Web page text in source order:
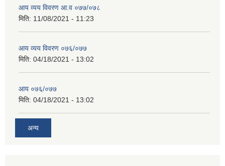
आय व्यय विवरण आ.व ०७७/०७८
मिति: 11/08/2021 - 11:23
आय व्यय विवरण ०७६/०७७
मिति: 04/18/2021 - 13:02
आय ०७६/०७७
मिति: 04/18/2021 - 13:02
अन्य